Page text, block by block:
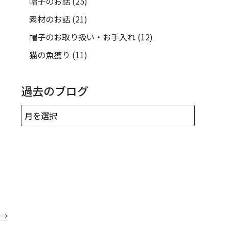
→
素材のお話(21)
帽子のお取り扱い・お手入れ(12)
猫の魚獲り (11)
過去のブログ